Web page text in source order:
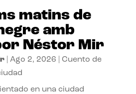
matins de
amb
Néstor Mir
| Ago 2, 2026
Cuento de
en una ciudad